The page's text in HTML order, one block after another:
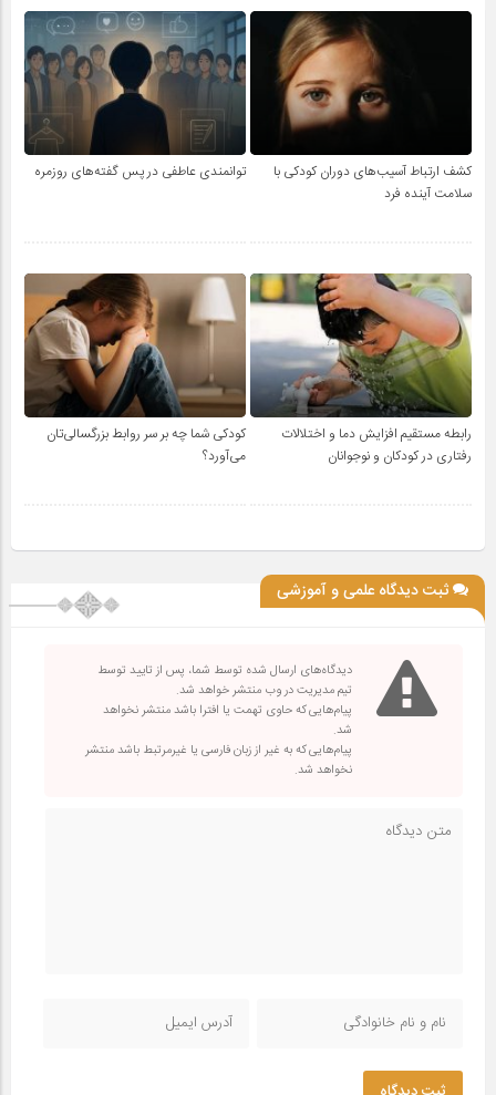
کشف ارتباط آسیب‌های دوران کودکی با
سلامت آینده فرد
توانمندی عاطفی در پس گفته‌های روزمره
رابطه مستقیم افزایش دما و اختلالات
رفتاری در کودکان و نوجوانان
کودکی شما چه بر سر روابط بزرگسالی‌تان
می‌آورد؟
ثبت دیدگاه علمی و آموزشی
دیدگاه‌های ارسال شده توسط شما، پس از تایید توسط
تیم مدیریت در وب منتشر خواهد شد.
پیام‌هایی که حاوی تهمت یا افترا باشد منتشر نخواهد
شد.
پیام‌هایی که به غیر از زبان فارسی یا غیرمرتبط باشد منتشر
نخواهد شد.